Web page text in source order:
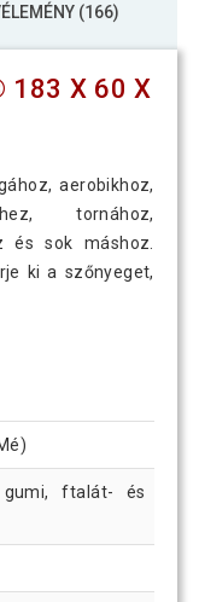
(166)
183 X 60 X
aerobikhoz,
tornához,
és sok máshoz.
ki a szőnyeget,
ftalát- és